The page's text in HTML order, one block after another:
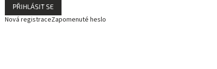
PŘIHLÁSIT SE
Nová registraceZapomenuté heslo